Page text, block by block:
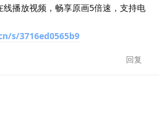
线播放视频，畅享原画5倍速，支持电
s/3716ed0565b9
回复